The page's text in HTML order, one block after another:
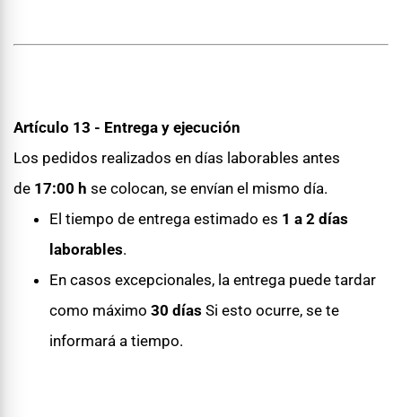
Artículo 13 - Entrega y ejecución
Los pedidos realizados en días laborables antes
de 17:00 h se colocan, se envían el mismo día.
El tiempo de entrega estimado es 1 a 2 días
laborables.
En casos excepcionales, la entrega puede tardar
como máximo 30 días Si esto ocurre, se te
informará a tiempo.